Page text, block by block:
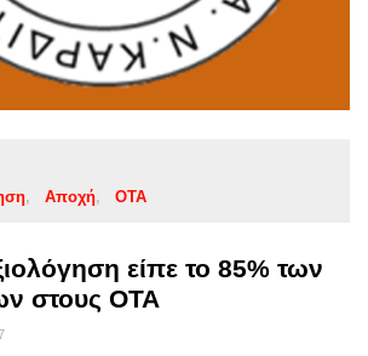
Αποχή ΟΤΑ
είπε το 85% των
στους ΟΤΑ